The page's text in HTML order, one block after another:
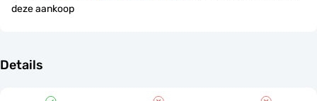
deze aankoop
Details